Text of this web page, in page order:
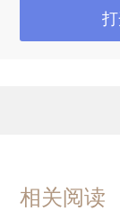
供补贴以及欧盟
利逐步淘汰燃煤
他认为，中国最
一个很好的例子。
相关阅读